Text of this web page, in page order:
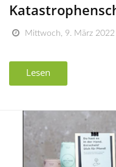
Mittwoch, 9. März 2022
Lesen